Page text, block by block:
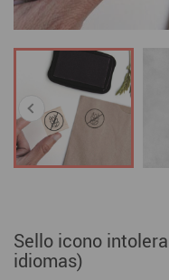
Sello icono
idiomas)